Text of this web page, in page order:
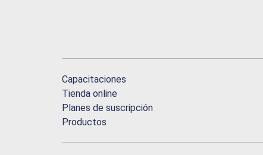
Capacitaciones
Tienda online
Planes de suscripción
Productos